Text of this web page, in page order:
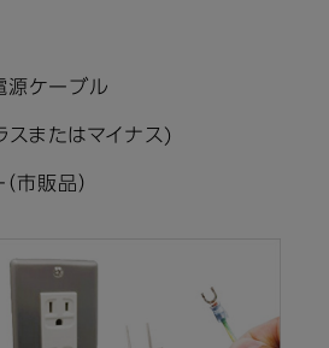
源ケーブル
スまたはマイナス)
市販品）